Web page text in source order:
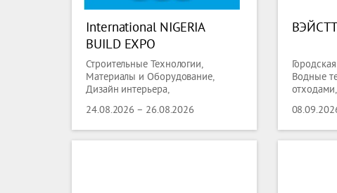
International NIGERIA
BUILD EXPO
Строительные Технологии,
Материалы и Оборудование,
Дизайн интерьера,
Энергетика, Защита окружающей
среды, Экология, Освещение,
Технологии Освещения,
24.08.2026 – 26.08.2026
Водные
Экология